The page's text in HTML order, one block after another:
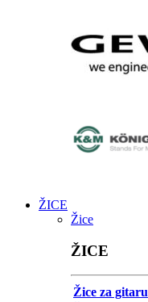
ŽICE
Žice
ŽICE
Žice za gitaru